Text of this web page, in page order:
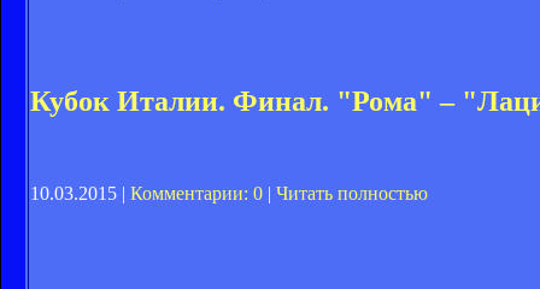
Кубок Италии. Финал. "Рома" –
10.03.2015 | Комментарии: 0 | Читать полностью